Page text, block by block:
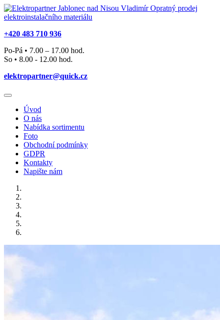
+420 483 710 936
Po-Pá • 7.00 – 17.00 hod.
So • 8.00 - 12.00 hod.
elektropartner@quick.cz
Úvod
O nás
Nabídka sortimentu
Foto
Obchodní podmínky
GDPR
Kontakty
Napište nám